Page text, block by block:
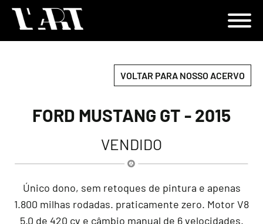
VOLTAR PARA NOSSO ACERVO
FORD MUSTANG GT - 2015
VENDIDO
Único dono, sem retoques de pintura e apenas
1.800 milhas rodadas. praticamente zero. Motor V8
5.0 de 420 cv e câmbio manual de 6 velocidades.